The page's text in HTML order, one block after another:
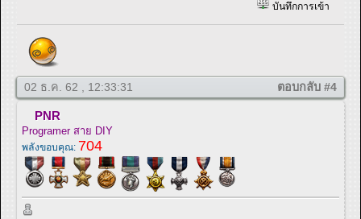
บันทึกการเข้า
02 ธ.ค. 62 , 12:33:31 ตอบกลับ #4
PNR
Programer สาย DIY
พลังขอบคุณ: 704